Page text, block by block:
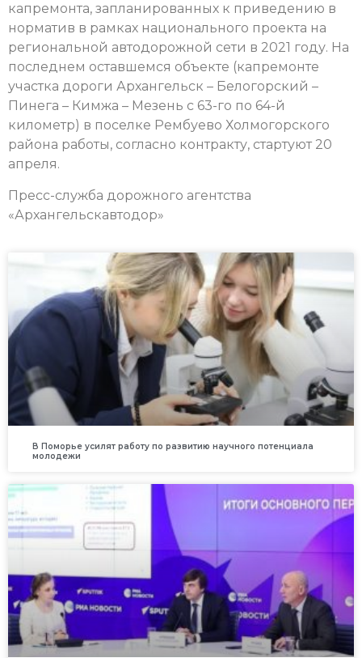
капремонта, запланированных к приведению в
норматив в рамках национального проекта на
региональной автодорожной сети в 2021 году. На
последнем оставшемся объекте (капремонте
участка дороги Архангельск – Белогорский –
Пинега – Кимжа – Мезень с 63-го по 64-й
километр) в поселке Рембуево Холмогорского
района работы, согласно контракту, стартуют 20
апреля.
Пресс-служба дорожного агентства
«Архангельскавтодор»
В Поморье усилят работу по развитию научного потенциала
молодежи